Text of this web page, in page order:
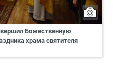
Божественную
храма святителя